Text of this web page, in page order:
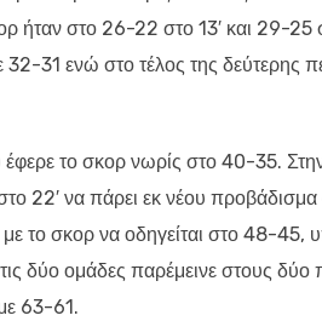
ήταν στο 26-22 στο 13′ και 29-25
32-31 ενώ στο τέλος της δεύτερης
έφερε το σκορ νωρίς στο 40-35.
22′ να πάρει εκ νέου
το σκορ να οδηγείται στο 48-45,
δύο ομάδες παρέμεινε στους δύο
63-61.